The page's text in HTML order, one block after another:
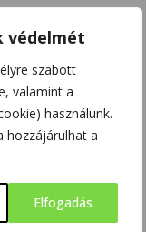
védelmét
szabott
valamint a
használunk.
hozzájárulhat a
Elfogadás
mezőket